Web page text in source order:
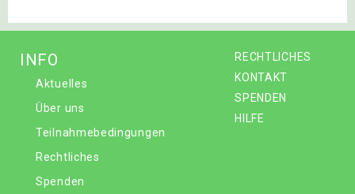
RECHTLICHES
KONTAKT
SPENDEN
HILFE
INFO
Aktuelles
Über uns
Teilnahmebedingungen
Rechtliches
Spenden